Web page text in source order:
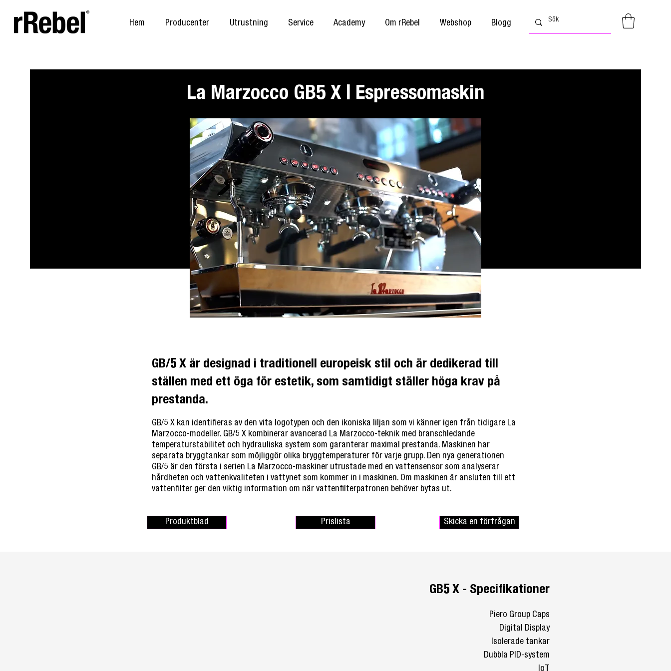
Hem Producenter Utrustning Service Academy Om rRebel Webshop Blogg
La Marzocco GB5 X | Espressomaskin
Produktblad Prislista Skicka en förfrågan
GB/5 X är designad i traditionell europeisk stil och är dedikerad till
ställen med ett öga för estetik, som samtidigt ställer höga krav på
prestanda.
GB/5 X kan identifieras av den vita logotypen och den ikoniska liljan som vi känner igen från tidigare La
Marzocco-modeller. GB/5 X kombinerar avancerad La Marzocco-teknik med branschledande
temperaturstabilitet och hydrauliska system som garanterar maximal prestanda. Maskinen har
separata bryggtankar som möjliggör olika bryggtemperaturer för varje grupp. Den nya generationen
GB/5 är den första i serien La Marzocco-maskiner utrustade med en vattensensor som analyserar
hårdheten och vattenkvaliteten i vattynet som kommer in i maskinen. Om maskinen är ansluten till ett
vattenfilter ger den viktig information om när vattenfilterpatronen behöver bytas ut.
GB5 X - Specifikationer
Piero Group Caps
Digital Display
Isolerade tankar
Dubbla PID-system
IoT